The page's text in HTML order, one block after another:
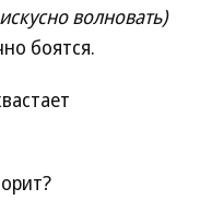
волновать)
боятся.